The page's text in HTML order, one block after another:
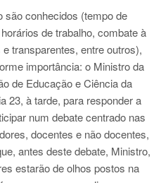
conhecidos (tempo de
de trabalho, combate à
transparentes, entre outros),
importância: o Ministro da
de Educação e Ciência da
23, à tarde, para responder a
num debate centrado nas
docentes e não docentes,
antes deste debate, Ministro,
estarão de olhos postos na